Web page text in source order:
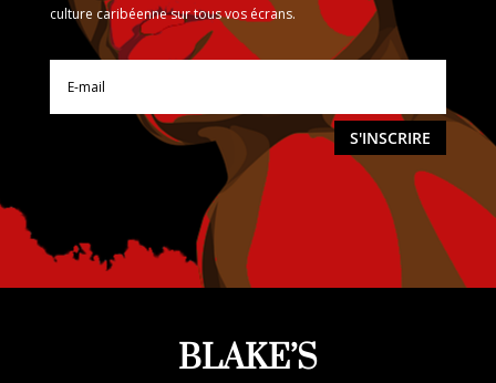
culture caribéenne sur tous vos écrans.
S'INSCRIRE
BLAKE’S